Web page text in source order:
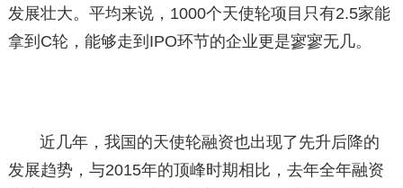
发展壮大。平均来说，1000个天使轮项目只有2.5家能
拿到C轮，能够走到IPO环节的企业更是寥寥无几。
近几年，我国的天使轮融资也出现了先升后降的
发展趋势，与2015年的顶峰时期相比，去年全年融资